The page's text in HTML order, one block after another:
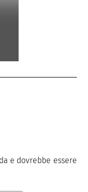
e dovrebbe essere